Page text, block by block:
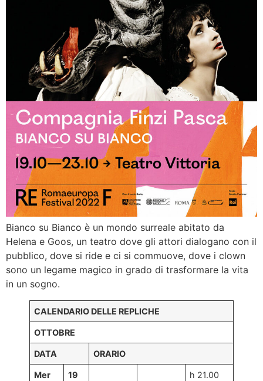
Bianco su Bianco è un mondo surreale abitato da
Helena e Goos, un teatro dove gli attori dialogano con il
pubblico, dove si ride e ci si commuove, dove i clown
sono un legame magico in grado di trasformare la vita
in un sogno.
CALENDARIO DELLE REPLICHE
OTTOBRE
DATA ORARIO
Mer 19 h 21.00